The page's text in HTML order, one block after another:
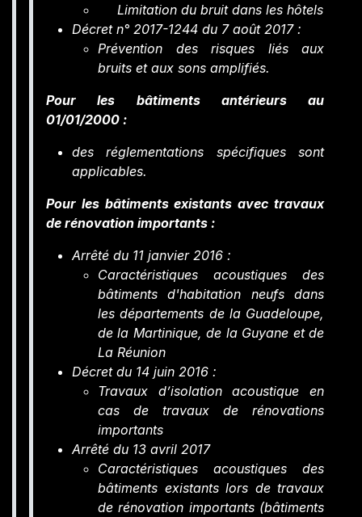
Limitation du bruit dans les hôtels
Décret n° 2017-1244 du 7 août 2017 :
Prévention des risques liés aux
bruits et aux sons amplifiés.
Pour les bâtiments antérieurs au
01/01/2000 :
des réglementations spécifiques sont
applicables.
Pour les bâtiments existants avec travaux
de rénovation importants :
Arrêté du 11 janvier 2016 :
Caractéristiques acoustiques des
bâtiments d'habitation neufs dans
les départements de la Guadeloupe,
de la Martinique, de la Guyane et de
La Réunion
Décret du 14 juin 2016 :
Travaux d’isolation acoustique en
cas de travaux de rénovations
importants
Arrêté du 13 avril 2017
Caractéristiques acoustiques des
bâtiments existants lors de travaux
de rénovation importants (bâtiments